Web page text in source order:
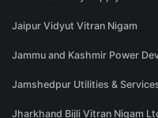
Jaipur Vidyut Vitran Nigam
Jammu and Kashmir Power
Jamshedpur Utilities &
Jharkhand Bijli Vitran Nigam